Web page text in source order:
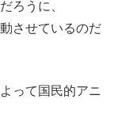
ろうに、
させているのだ
って国民的アニ